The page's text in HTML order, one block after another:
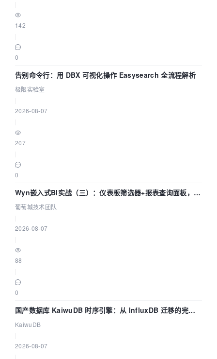
142
0
告别命令行：用 DBX 可视化操作 Easysearch 全流程解析
极限实验室
2026-08-07
207
0
Wyn嵌入式BI实战（三）：仪表板筛选器+报表查询面板，参
数联动全闭环
葡萄城技术团队
2026-08-07
88
0
国产数据库 KaiwuDB 时序引擎：从 InfluxDB 迁移的完整
技术路径
KaiwuDB
2026-08-07